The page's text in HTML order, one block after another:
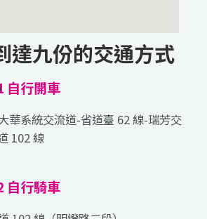
達九份的交通方式
自行開車
華系統交流道-省道臺 62 線-瑞芳交
102 線
自行騎車